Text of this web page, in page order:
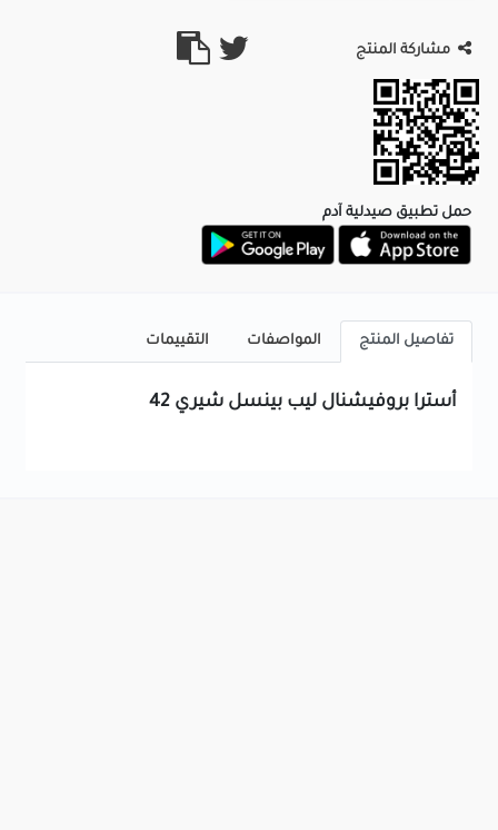
مشاركة المنتج
حمل تطبيق صيدلية آدم
تفاصيل المنتج المواصفات التقييمات
أسترا بروفيشنال ليب بينسل شيري 42